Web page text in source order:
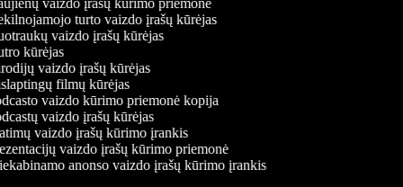
vaizdo įrašų kūrimo priemonė
turto vaizdo įrašų kūrėjas
vaizdo įrašų kūrėjas
kūrėjas
vaizdo įrašų kūrėjas
filmų kūrėjas
vaizdo kūrimo priemonė kopija
vaizdo įrašų kūrėjas
vaizdo įrašų kūrimo įrankis
vaizdo įrašų kūrimo priemonė
anonso vaizdo įrašų kūrimo įrankis